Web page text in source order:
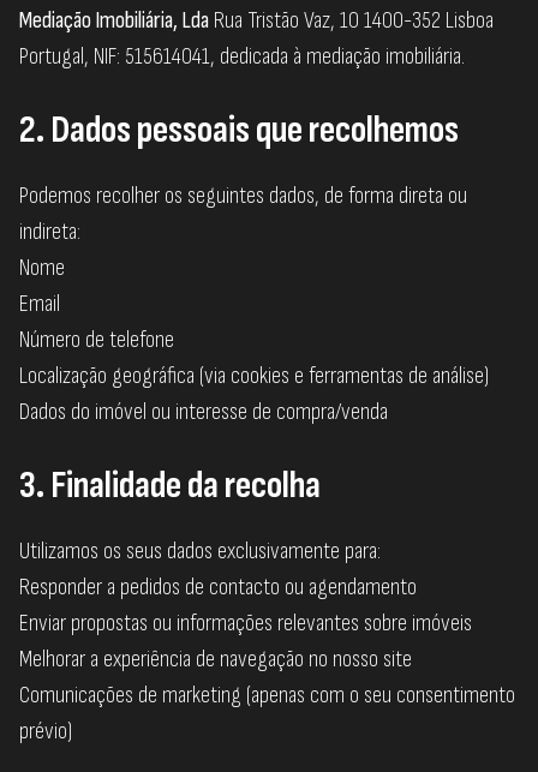
Mediação Imobiliária, Lda Rua Tristão Vaz, 10 1400-352 Lisboa
Portugal, NIF: 515614041, dedicada à mediação imobiliária.
2. Dados pessoais que recolhemos
Podemos recolher os seguintes dados, de forma direta ou
indireta:
Nome
Email
Número de telefone
Localização geográfica (via cookies e ferramentas de análise)
Dados do imóvel ou interesse de compra/venda
3. Finalidade da recolha
Utilizamos os seus dados exclusivamente para:
Responder a pedidos de contacto ou agendamento
Enviar propostas ou informações relevantes sobre imóveis
Melhorar a experiência de navegação no nosso site
Comunicações de marketing (apenas com o seu consentimento
prévio)